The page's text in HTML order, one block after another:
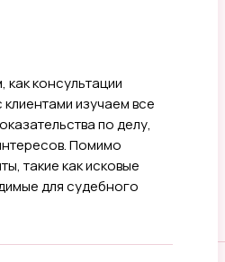
по
споров
общей юрисдикции;
юридической
консультации
изучаем все
по делу,
Помимо
такие как исковые
для судебного